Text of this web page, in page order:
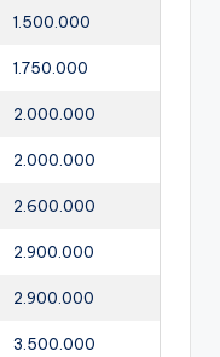
1.500.000
1.750.000
2.000.000
2.000.000
2.600.000
2.900.000
2.900.000
3.500.000